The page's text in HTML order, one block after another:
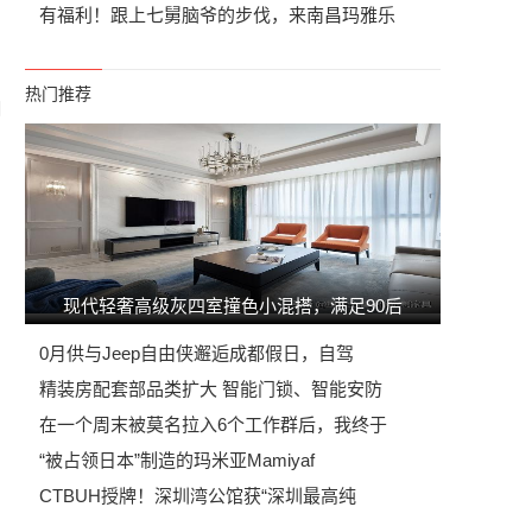
有福利！跟上七舅脑爷的步伐，来南昌玛雅乐
热门推荐
现代轻奢高级灰四室撞色小混搭，满足90后
0月供与Jeep自由侠邂逅成都假日，自驾
精装房配套部品类扩大 智能门锁、智能安防
在一个周末被莫名拉入6个工作群后，我终于
“被占领日本”制造的玛米亚Mamiyaf
CTBUH授牌！深圳湾公馆获“深圳最高纯